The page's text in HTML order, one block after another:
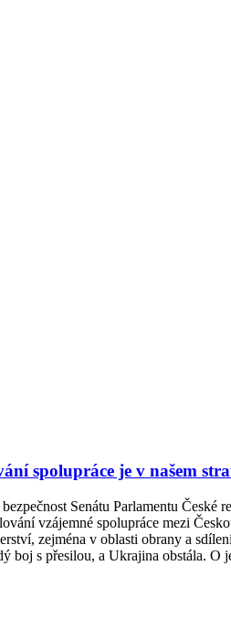
spolupráce je v našem
Senátu Parlamentu
vzájemné spolupráce mezi
zejména v oblasti obrany a
boj s přesilou, a Ukrajina obstála.